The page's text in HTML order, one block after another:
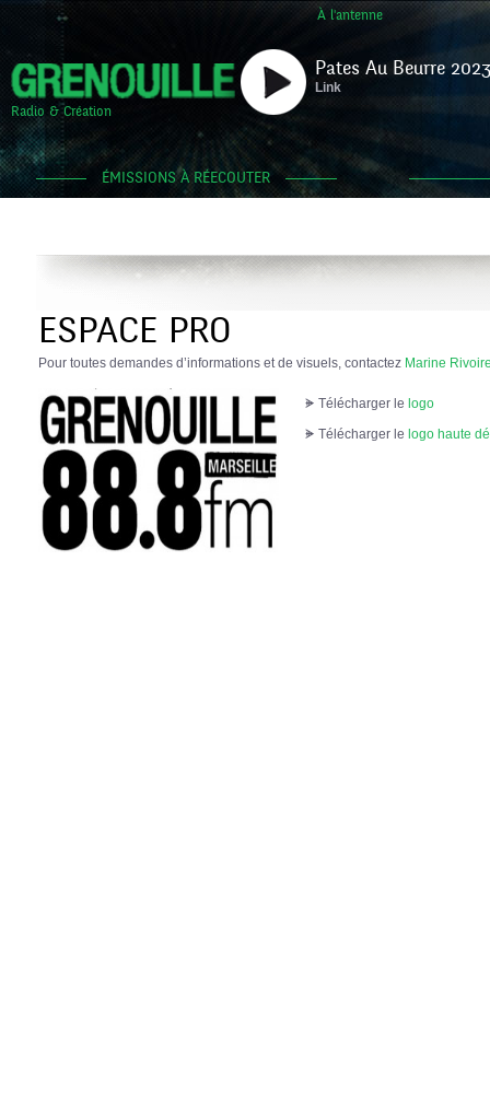
À l'antenne
Radio & Création
Pates Au Beurre
Link
ÉMISSIONS À RÉECOUTER
ESPACE PRO
Pour toutes demandes d’informations et de visuels, contactez Marine
ᗙ Télécharger le logo
ᗙ Télécharger le logo haute